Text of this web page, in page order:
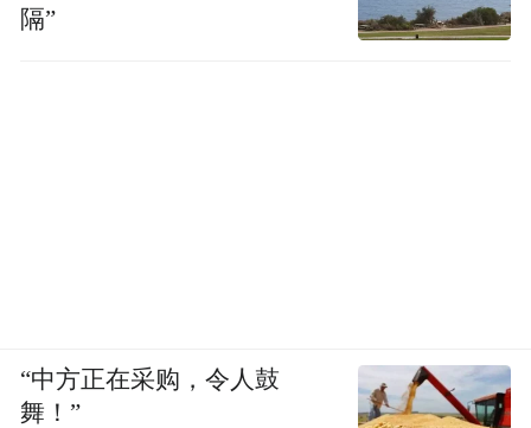
隔”
“中方正在采购，令人鼓
舞！”